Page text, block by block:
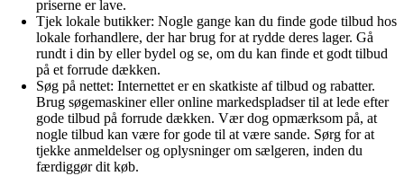
priserne er lave.
Tjek lokale butikker: Nogle gange kan du finde gode tilbud hos
lokale forhandlere, der har brug for at rydde deres lager. Gå
rundt i din by eller bydel og se, om du kan finde et godt tilbud
på et forrude dækken.
Søg på nettet: Internettet er en skatkiste af tilbud og rabatter.
Brug søgemaskiner eller online markedspladser til at lede efter
gode tilbud på forrude dækken. Vær dog opmærksom på, at
nogle tilbud kan være for gode til at være sande. Sørg for at
tjekke anmeldelser og oplysninger om sælgeren, inden du
færdiggør dit køb.